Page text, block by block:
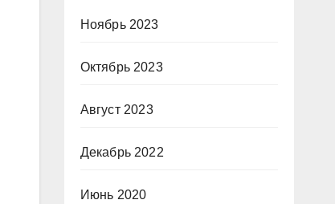
Ноябрь 2023
Октябрь 2023
Август 2023
Декабрь 2022
Июнь 2020